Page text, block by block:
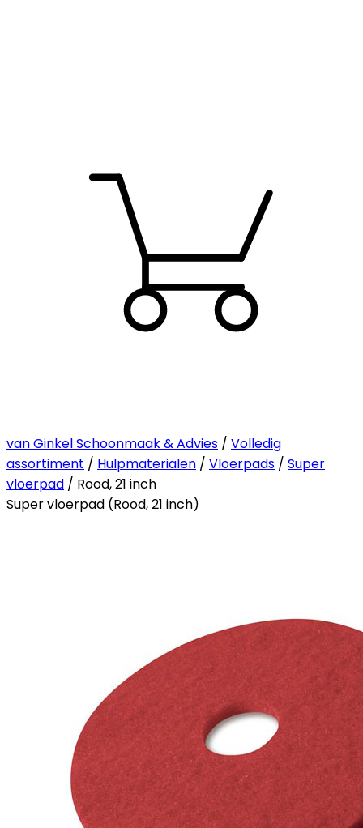
van Ginkel Schoonmaak & Advies / Volledig
assortiment / Hulpmaterialen / Vloerpads / Super
vloerpad / Rood, 21 inch
Super vloerpad (Rood, 21 inch)